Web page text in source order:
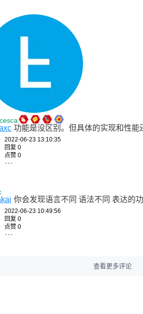
功能是没区别。但具体的实现和性能
2022-06-23 13:10:35
回复 0
点赞 0
你会发现语言不同 语法不同 表达的
2022-06-23 10:49:56
回复 0
点赞 0
查看更多评论